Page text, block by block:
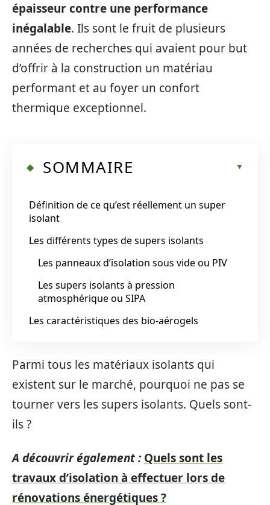
épaisseur contre une performance
inégalable. Ils sont le fruit de plusieurs
années de recherches qui avaient pour but
d’offrir à la construction un matériau
performant et au foyer un confort
thermique exceptionnel.
SOMMAIRE
Définition de ce qu’est réellement un super
isolant
Les différents types de supers isolants
Les panneaux d’isolation sous vide ou PIV
Les supers isolants à pression
atmosphérique ou SIPA
Les caractéristiques des bio-aérogels
Parmi tous les matériaux isolants qui
existent sur le marché, pourquoi ne pas se
tourner vers les supers isolants. Quels sont-
ils ?
A découvrir également : Quels sont les
travaux d’isolation à effectuer lors de
rénovations énergétiques ?